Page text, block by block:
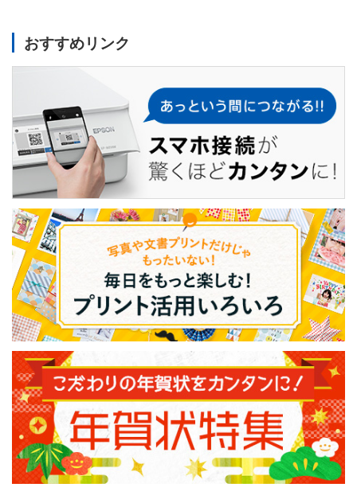
おすすめリンク